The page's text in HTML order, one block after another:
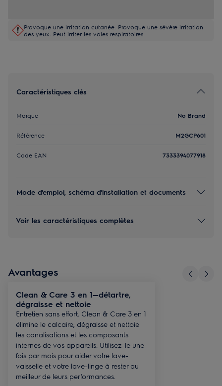
Provoque une irritation cutanée. Provoque une sévère irritation
des yeux. Peut irriter les voies respiratoires.
Caractéristiques clés
Marque No Brand
Référence M2GCP601
Code EAN 7333394077918
Mode d'emploi, schéma d'installation et documents
Voir les caractéristiques complètes
Avantages
Clean & Care 3 en 1—détartre,
dégraisse et nettoie
Entretien sans effort. Clean & Care 3 en 1
élimine le calcaire, dégraisse et nettoie
les canalisations et les composants
internes de vos appareils. Utilisez-le une
fois par mois pour aider votre lave-
vaisselle et votre lave-linge à rester au
meilleur de leurs performances.